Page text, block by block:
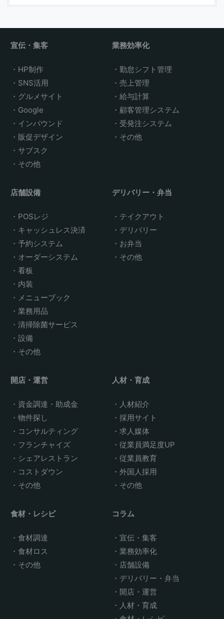
宣伝・集客
HP制作
SNS活用
グルメサイト
Google
インバウンド
販促デザイン
サブスク
その他
業務効率化
勤怠シフト管理
売上管理
給与計算
顧客管理システム
受発注システム
その他
店舗設備
POSレジ
キャッシュレス決済
予約システム
オーダーシステム
看板
内装
メニューブック
業務用品
清掃除菌サービス
設備
その他
デリバリー・弁当
テイクアウト
デリバリー
お弁当
その他
開店・運営
資金調達・助成金
物件探し
コンサルティング
フランチャイズ
シェアレストラン
コストダウン
その他
人材・育成
人材紹介
採用サイト
求人媒体
従業員満足度UP
従業員教育
外国人採用
その他
食材・レシピ
食材調達
食材ロス
その他
コラム
宣伝・集客
業務効率化
店舗設備
デリバリー・弁当
開店・運営
人材・育成